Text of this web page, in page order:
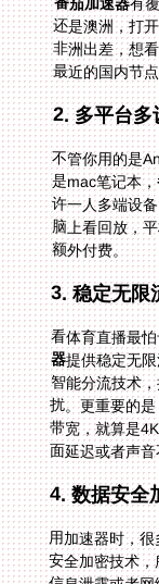
有
还是
非洲
最近的国内节
2. 多平台多
不管你用的是
是mac笔记本，
额外付费。
3. 稳定无限
看体育直播最
器提供稳定无
智能分流技
扰。更重要
带宽，就算
面延迟或者声
4. 数据安全
用加速器时，